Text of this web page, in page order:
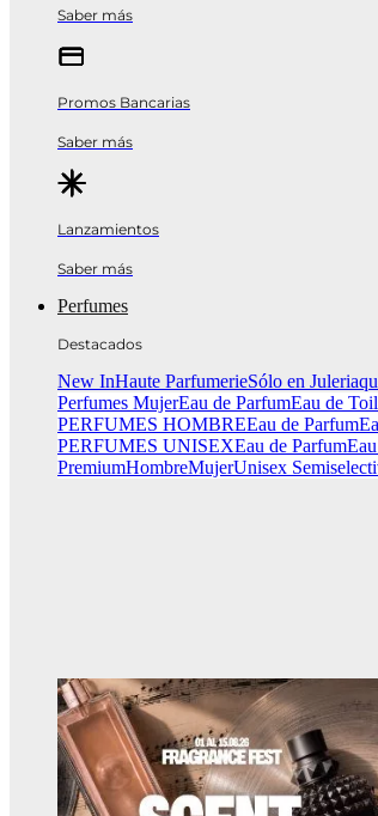
Saber más
Promos Bancarias
Saber más
Lanzamientos
Saber más
Perfumes
Destacados
New InHaute ParfumerieSólo en
Perfumes MujerEau de ParfumEau de
PERFUMES HOMBREEau de Parfum
PERFUMES UNISEXEau de Parfum
PremiumHombreMujerUnisex